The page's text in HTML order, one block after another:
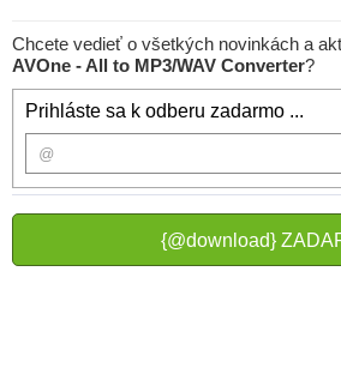
Chcete vedieť o všetkých novinkách a
AVOne - All to MP3/WAV Converter?
Prihláste sa k odberu zadarmo ...
{@download}